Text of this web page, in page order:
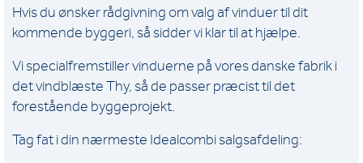
Hvis du ønsker rådgivning om valg af vinduer til dit
kommende byggeri, så sidder vi klar til at hjælpe.
Vi specialfremstiller vinduerne på vores danske fabrik i
det vindblæste Thy, så de passer præcist til det
forestående byggeprojekt.
Tag fat i din nærmeste Idealcombi salgsafdeling: